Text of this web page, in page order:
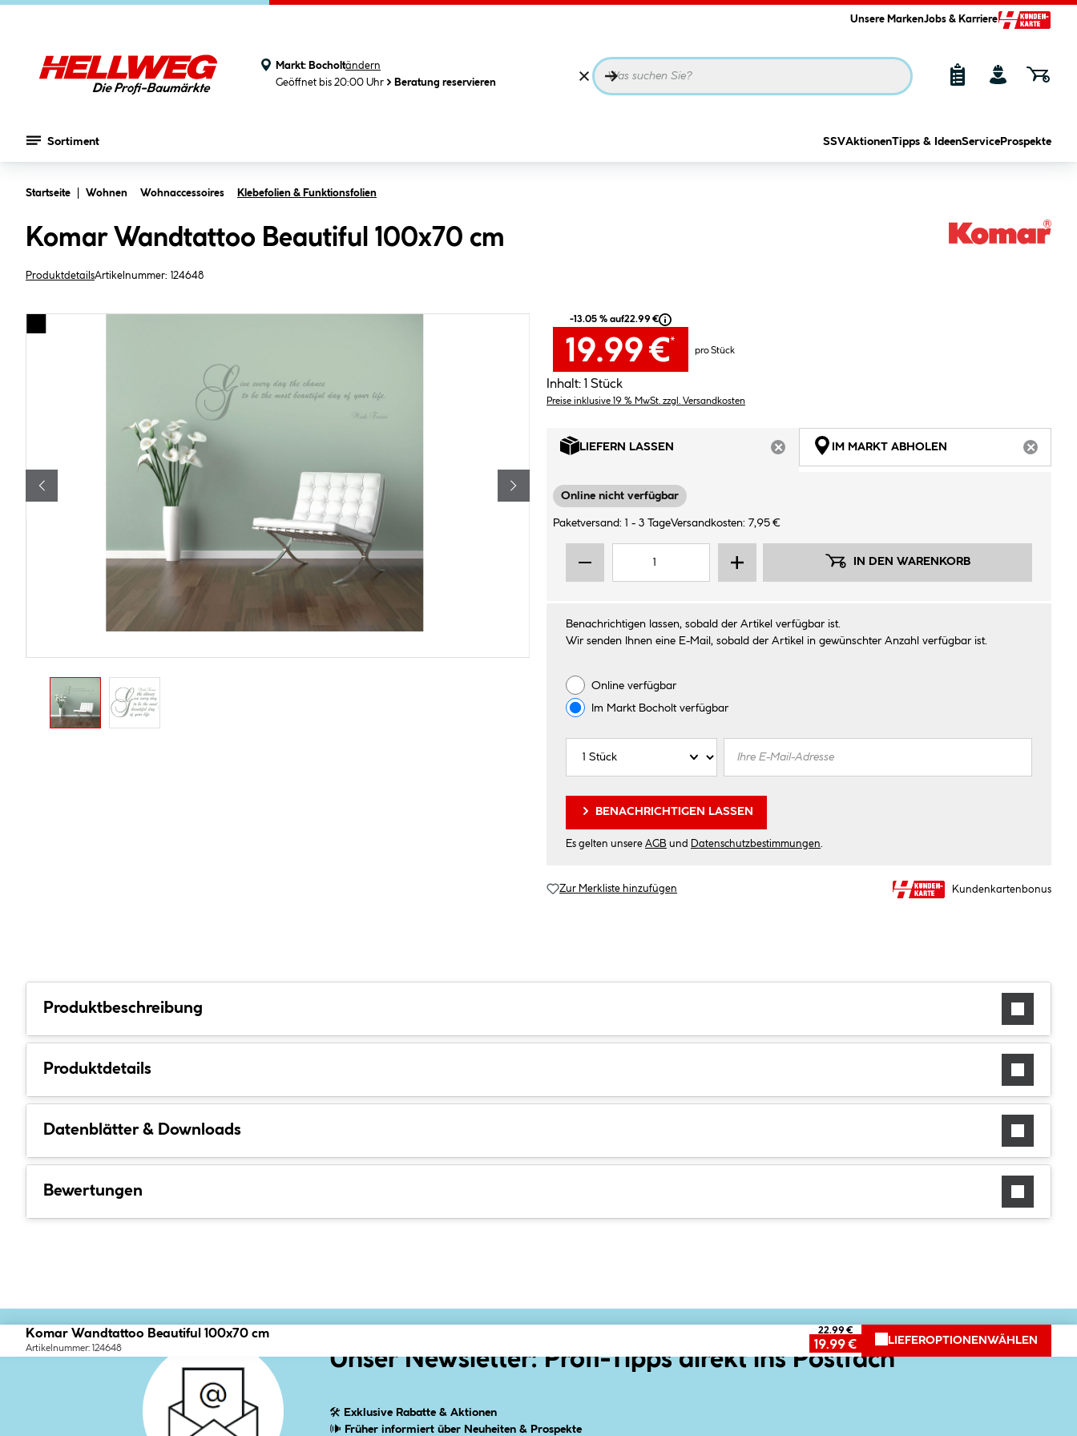
Unsere MarkenJobs & Karriere
Markt: Bocholtändern
Geöffnet bis 20:00 Uhr
Beratung reservieren
Sortiment SSVAktionenTipps & IdeenService Prospekte
Startseite Wohnen Wohnaccessoires Klebefolien & Funktionsfolien
Komar Wandtattoo Beautiful 100x70 cm
ProduktdetailsArtikelnummer: 124648
-13.05 % auf22.99 €
19.99 €*
pro Stück
Inhalt: 1 Stück
Preise inklusive 19 % MwSt. zzgl. Versandkosten
LIEFERN LASSEN
ARTIKEL NICHT VERFÜGBAR
IM MARKT ABHOLEN
Online nicht verfügbar
Paketversand: 1 - 3 TageVersandkosten: 7,95 €
IN DEN WARENKORB
Benachrichtigen lassen, sobald der Artikel verfügbar ist.
Wir senden Ihnen eine E-Mail, sobald der Artikel in gewünschter Anzahl verfügbar ist.
Online verfügbar
Im Markt Bocholtverfügbar
BENACHRICHTIGEN LASSEN
Es gelten unsere AGB und Datenschutzbestimmungen
Zur Merkliste hinzufügen Kundenkartenbonus
Produktbeschreibung
Produktdetails
Datenblätter & Downloads
Bewertungen
Komar Wandtattoo Beautiful 100x70 cm
Artikelnummer: 124648
22.99 €
19.99 € LIEFEROPTIONEN WÄHLEN
Unser Newsletter: Profi-Tipps direkt ins Postfach
🛠 Exklusive Rabatte & Aktionen
🕪 Früher informiert über Neuheiten & Prospekte